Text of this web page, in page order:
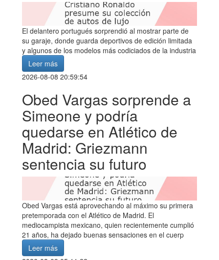
El delantero portugués sorprendió al mostrar parte de
su garaje, donde guarda deportivos de edición limitada
y algunos de los modelos más codiciados de la industria
Leer más
2026-08-08 20:59:54
Obed Vargas sorprende a
Simeone y podría
quedarse en Atlético de
Madrid: Griezmann
sentencia su futuro
Obed Vargas está aprovechando al máximo su primera
pretemporada con el Atlético de Madrid. El
mediocampista mexicano, quien recientemente cumplió
21 años, ha dejado buenas sensaciones en el cuerp
Leer más